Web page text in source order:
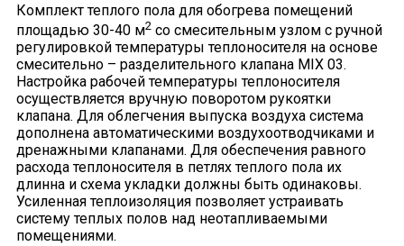
Комплект теплого пола для обогрева помещений
площадью 30-40 м2со смесительным узлом с ручной
регулировкой температуры теплоносителя на основе
смесительно – разделительного клапана MIX 03.
Настройка рабочей температуры теплоносителя
осуществляется вручную поворотом рукоятки
клапана. Для облегчения выпуска воздуха система
дополнена автоматическими воздухоотводчиками и
дренажными клапанами. Для обеспечения равного
расхода теплоносителя в петлях теплого пола их
длинна и схема укладки должны быть одинаковы.
Усиленная теплоизоляция позволяет устраивать
систему теплых полов над неотапливаемыми
помещениями.